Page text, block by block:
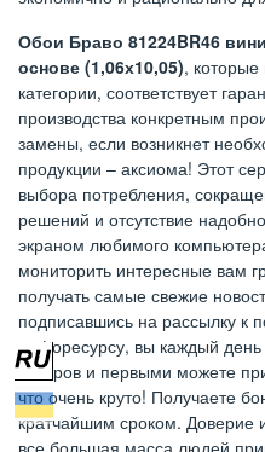
Обои Браво 81224BR46
основе (1,06х10,05),
категории, соответствует
производства конкретным
замены, если возникнет
продукции – аксиома! Этот
выбора потребления,
решений и отсутствие
экраном любимого
мониторить интересные вам
получать самые свежие
подписавшись на рассылку к
инфоресурсу, вы каждый день
товаров и первыми можете
что очень круто! Получаете
кратчайшим сроком. Доверие
все большая масса людей